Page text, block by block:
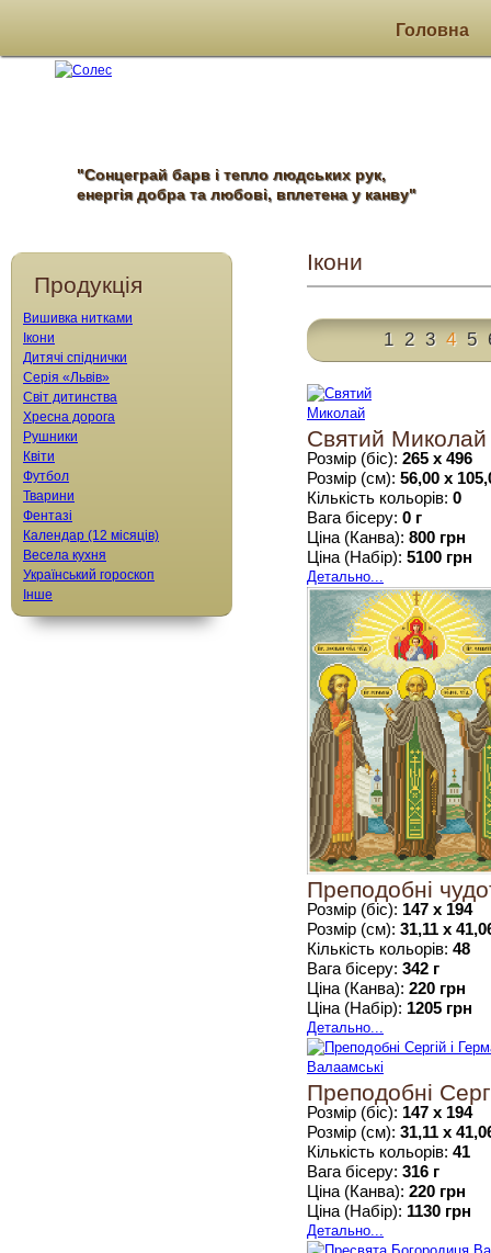
Головна
"Сонцеграй барв і тепло людських рук,
енергія добра та любові, вплетена у канву"
Ікони
1 2 3 4 5
Святий Миколай
Розмір (біс): 265 х 496
Розмір (см): 56,00 х
Кількість кольорів: 0
Вага бісеру: 0 г
Ціна (Канва): 800 грн
Ціна (Набір): 5100 грн
Детально...
Преподобні
Розмір (біс): 147 х 194
Розмір (см): 31,11 х
Кількість кольорів: 48
Вага бісеру: 342 г
Ціна (Канва): 220 грн
Ціна (Набір): 1205 грн
Детально...
Преподобні
Розмір (біс): 147 х 194
Розмір (см): 31,11 х
Кількість кольорів: 41
Вага бісеру: 316 г
Ціна (Канва): 220 грн
Ціна (Набір): 1130 грн
Детально...
Продукція
Вишивка нитками
Ікони
Дитячі спіднички
Серія «Львів»
Світ дитинства
Хресна дорога
Рушники
Квіти
Футбол
Тварини
Фентазі
Календар (12 місяців)
Весела кухня
Український гороскоп
Інше